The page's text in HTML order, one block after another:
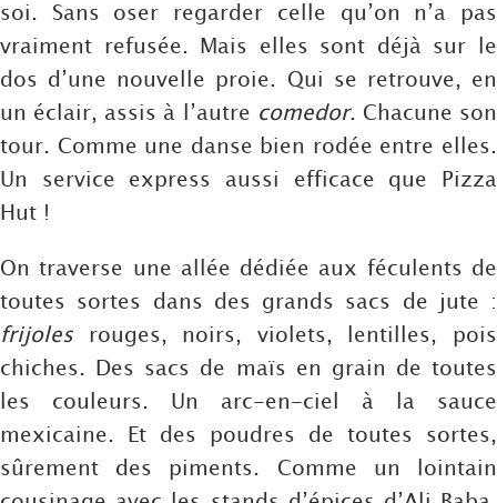
soi. Sans oser regarder celle qu’on n’a pas
vraiment refusée. Mais elles sont déjà sur le
dos d’une nouvelle proie. Qui se retrouve, en
un éclair, assis à l’autre comedor. Chacune son
tour. Comme une danse bien rodée entre elles.
Un service express aussi efficace que Pizza
Hut !
On traverse une allée dédiée aux féculents de
toutes sortes dans des grands sacs de jute :
frijoles rouges, noirs, violets, lentilles, pois
chiches. Des sacs de maïs en grain de toutes
les couleurs. Un arc-en-ciel à la sauce
mexicaine. Et des poudres de toutes sortes,
sûrement des piments. Comme un lointain